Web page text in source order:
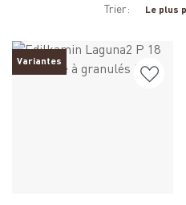
Trier:
Variantes